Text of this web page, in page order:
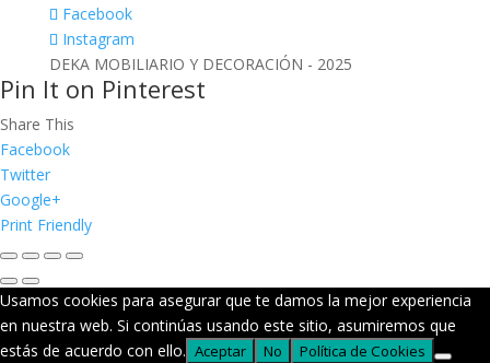
Facebook
Instagram
DEKA MOBILIARIO Y DECORACIÓN - 2025
Pin It on Pinterest
Share This
Facebook
Twitter
Google+
Print Friendly
Usamos cookies para asegurar que te damos la mejor experiencia
en nuestra web. Si continúas usando este sitio, asumiremos que
estás de acuerdo con ello. Aceptar No Política de Cookies